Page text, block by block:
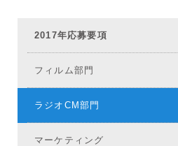
2017年応募要項
フィルム部門
ラジオCM部門
マーケティング